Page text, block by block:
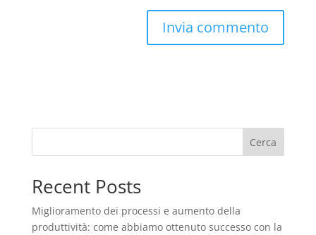
Cerca
Recent Posts
Miglioramento dei processi e aumento della
produttività: come abbiamo ottenuto successo con la